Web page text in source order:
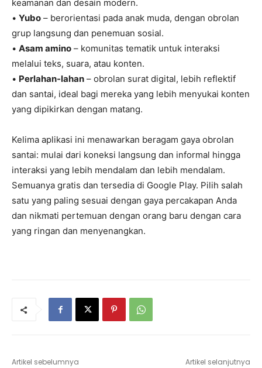
keamanan dan desain modern.
• Yubo – berorientasi pada anak muda, dengan obrolan
grup langsung dan penemuan sosial.
• Asam amino – komunitas tematik untuk interaksi
melalui teks, suara, atau konten.
• Perlahan-lahan – obrolan surat digital, lebih reflektif
dan santai, ideal bagi mereka yang lebih menyukai konten
yang dipikirkan dengan matang.
Kelima aplikasi ini menawarkan beragam gaya obrolan
santai: mulai dari koneksi langsung dan informal hingga
interaksi yang lebih mendalam dan lebih mendalam.
Semuanya gratis dan tersedia di Google Play. Pilih salah
satu yang paling sesuai dengan gaya percakapan Anda
dan nikmati pertemuan dengan orang baru dengan cara
yang ringan dan menyenangkan.
Artikel sebelumnya Artikel selanjutnya